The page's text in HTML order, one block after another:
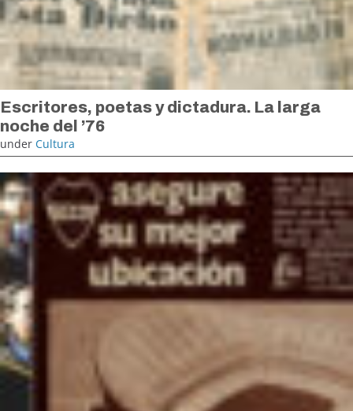
Escritores, poetas y dictadura. La larga
noche del ’76
under Cultura